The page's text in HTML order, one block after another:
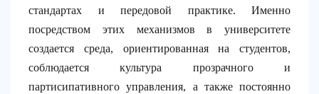
стандартах и передовой практике. Именно
посредством этих механизмов в университете
создается среда, ориентированная на студентов,
соблюдается культура прозрачного и
партисипативного управления, а также постоянно